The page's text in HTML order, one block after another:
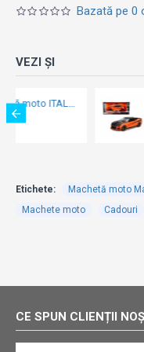
Bazată pe 0
VEZI ȘI
Machetă moto Maisto [1:24] - AUTO 2017 Chevrolet Camaro ZL1 Custom Harley Davidson - Orange/Black
Etichete:
Machetă moto
Machete moto
Cadouri
CE SPUN CLIENȚII